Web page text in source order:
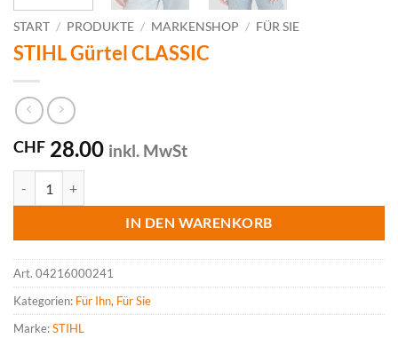
START / PRODUKTE / MARKENSHOP / FÜR SIE
STIHL Gürtel CLASSIC
CHF 28.00 inkl. MwSt
IN DEN WARENKORB
Art. 04216000241
Kategorien: Für Ihn, Für Sie
Marke:STIHL